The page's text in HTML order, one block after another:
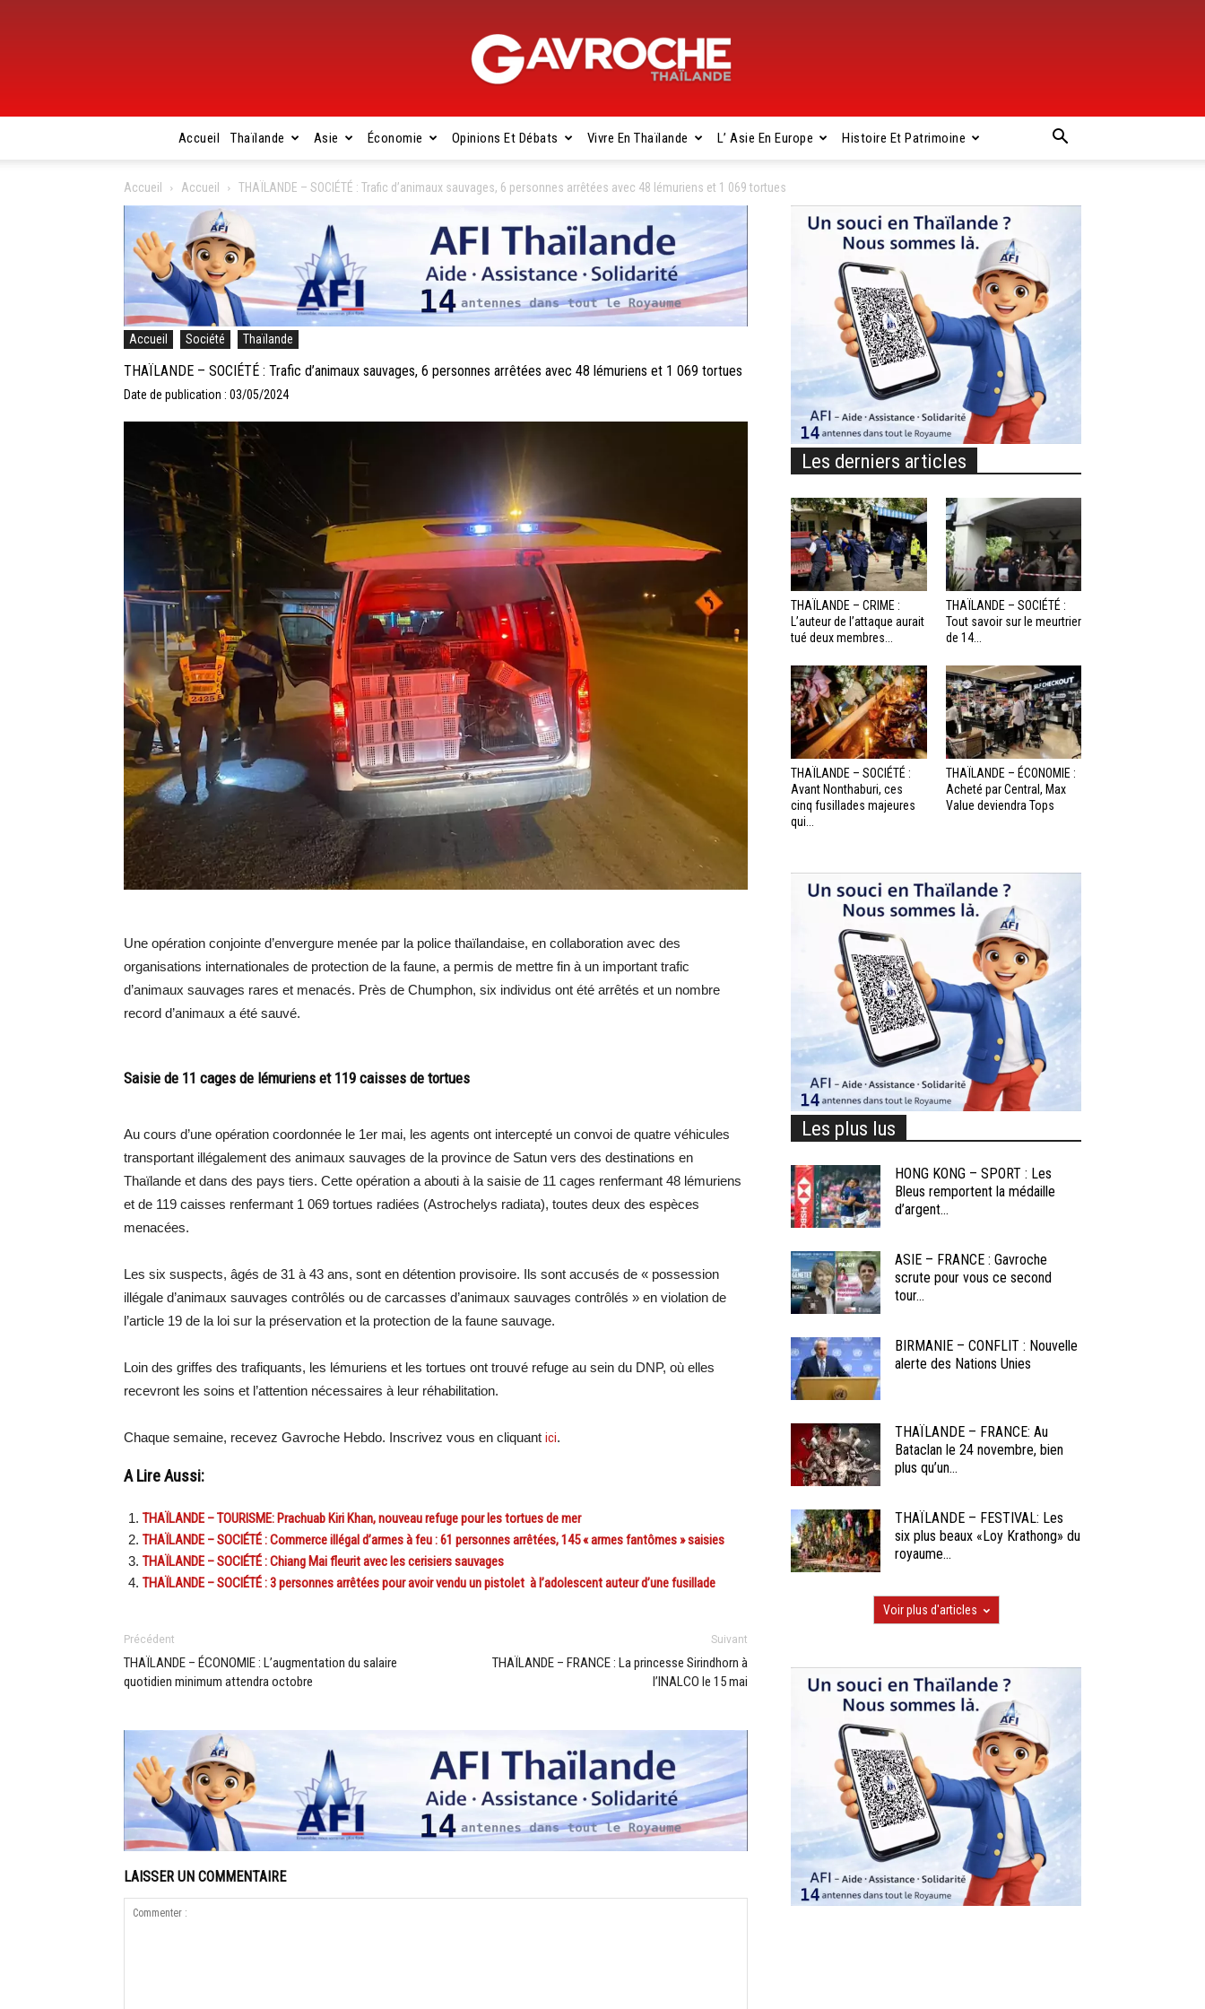
Gavroche
Thaïlande
Accueil Thaïlande Asie Économie Opinions Et Débats Vivre En Thaïlande L’ Asie En Europe Histoire Et Patrimoine
Accueil Accueil THAÏLANDE – SOCIÉTÉ : Trafic d’animaux sauvages, 6 personnes arrêtées avec 48 ​​lémuriens et 1 069 tortues
Accueil Société Thaïlande
THAÏLANDE – SOCIÉTÉ : Trafic d’animaux sauvages, 6 personnes arrêtées avec 48 ​​lémuriens et 1 069 tortues
Date de publication : 03/05/2024
Une opération conjointe d’envergure menée par la police thaïlandaise, en collaboration avec des
organisations internationales de protection de la faune, a permis de mettre fin à un important trafic
d’animaux sauvages rares et menacés. Près de Chumphon, six individus ont été arrêtés et un nombre
record d’animaux a été sauvé.
Saisie de 11 cages de lémuriens et 119 caisses de tortues
Au cours d’une opération coordonnée le 1er mai, les agents ont intercepté un convoi de quatre véhicules
transportant illégalement des animaux sauvages de la province de Satun vers des destinations en
Thaïlande et dans des pays tiers. Cette opération a abouti à la saisie de 11 cages renfermant 48 lémuriens
et de 119 caisses renfermant 1 069 tortues radiées (Astrochelys radiata), toutes deux des espèces
menacées.
Les six suspects, âgés de 31 à 43 ans, sont en détention provisoire. Ils sont accusés de « possession
illégale d’animaux sauvages contrôlés ou de carcasses d’animaux sauvages contrôlés » en violation de
l’article 19 de la loi sur la préservation et la protection de la faune sauvage.
Loin des griffes des trafiquants, les lémuriens et les tortues ont trouvé refuge au sein du DNP, où elles
recevront les soins et l’attention nécessaires à leur réhabilitation.
Chaque semaine, recevez Gavroche Hebdo. Inscrivez vous en cliquant ici.
A Lire Aussi:
THAÏLANDE – TOURISME: Prachuab Kiri Khan, nouveau refuge pour les tortues de mer
THAÏLANDE – SOCIÉTÉ : Commerce illégal d’armes à feu : 61 personnes arrêtées, 145 « armes fantômes » saisies
THAÏLANDE – SOCIÉTÉ : Chiang Mai fleurit avec les cerisiers sauvages
THAÏLANDE – SOCIÉTÉ : 3 personnes arrêtées pour avoir vendu un pistolet à l’adolescent auteur d’une fusillade
Précédent
THAÏLANDE – ÉCONOMIE : L’augmentation du salaire
quotidien minimum attendra octobre
Suivant
THAÏLANDE – FRANCE : La princesse Sirindhorn à
l’INALCO le 15 mai
LAISSER UN COMMENTAIRE
Les derniers articles
THAÏLANDE – CRIME :
L’auteur de l’attaque aurait
tué deux membres...
THAÏLANDE – SOCIÉTÉ :
Tout savoir sur le meurtrier
de 14...
THAÏLANDE – SOCIÉTÉ :
Avant Nonthaburi, ces
cinq fusillades majeures
qui...
THAÏLANDE – ÉCONOMIE :
Acheté par Central, Max
Value deviendra Tops
Les plus lus
HONG KONG – SPORT : Les
Bleus remportent la médaille
d’argent...
ASIE – FRANCE : Gavroche
scrute pour vous ce second
tour...
BIRMANIE – CONFLIT : Nouvelle
alerte des Nations Unies
THAÏLANDE – FRANCE: Au
Bataclan le 24 novembre, bien
plus qu’un...
THAÏLANDE – FESTIVAL: Les
six plus beaux «Loy Krathong» du
royaume...
Voir plus d'articles